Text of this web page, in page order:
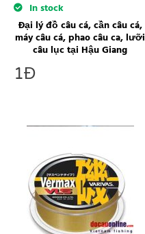
In stock
Đại lý đồ câu cá, cần câu cá,
máy câu cá, phao câu ca, lưỡi
câu lục tại Hậu Giang
1Đ